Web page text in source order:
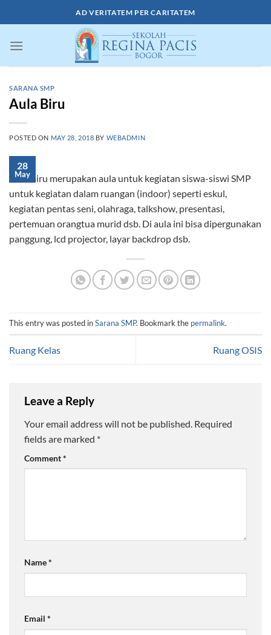
to
AD VERITATEM PER CARITATEM
SARANA SMP
Aula Biru
POSTED ON MAY 28, 2018 BY WEBADMIN
28
May
Aula Biru merupakan aula untuk kegiatan siswa-siswi SMP
untuk kegiatan dalam ruangan (indoor) seperti eskul,
kegiatan pentas seni, olahraga, talkshow, presentasi,
pertemuan orangtua murid dsb. Di aula ini bisa dipergunakan
panggung, lcd projector, layar backdrop dsb.
This entry was posted inSarana SMP. Bookmark the permalink.
Ruang Kelas Ruang OSIS
Leave a Reply
Your email address will not be published. Required
fields are marked *
Comment*
Name*
Email *